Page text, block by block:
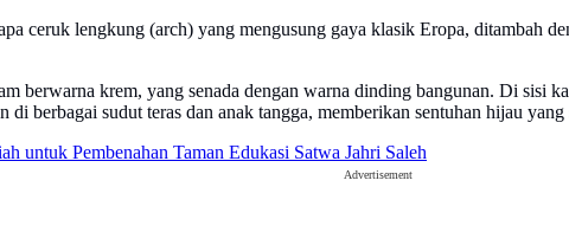
ceruk lengkung (arch) yang mengusung gaya klasik Eropa, ditambah
berwarna krem, yang senada dengan warna dinding bangunan. Di sisi
berbagai sudut teras dan anak tangga, memberikan sentuhan hijau
untuk Pembenahan Taman Edukasi Satwa Jahri Saleh
Advertisement